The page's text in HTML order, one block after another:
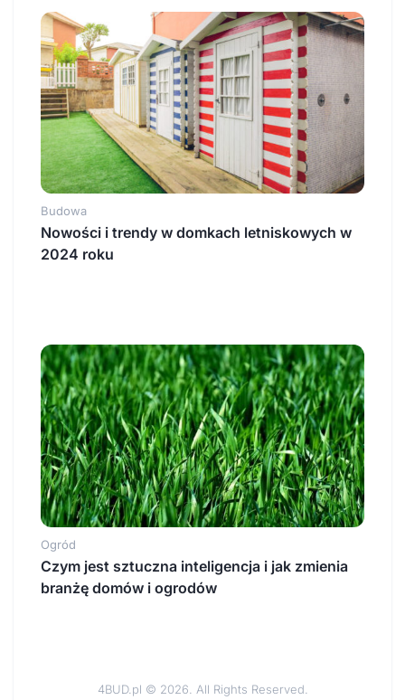
Budowa
Nowości i trendy w domkach letniskowych w
2024 roku
Ogród
Czym jest sztuczna inteligencja i jak zmienia
branżę domów i ogrodów
4BUD.pl © 2026. All Rights Reserved.